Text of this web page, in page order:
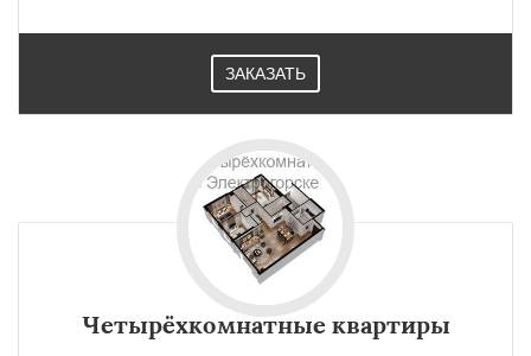
ЗАКАЗАТЬ
Четырёхкомнатные квартиры